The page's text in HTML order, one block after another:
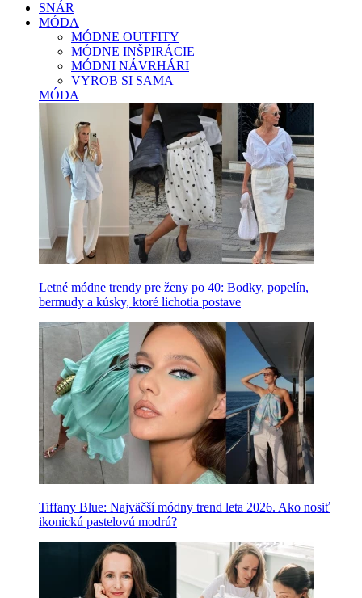
SNÁR
MÓDA
MÓDNE OUTFITY
MÓDNE INŠPIRÁCIE
MÓDNI NÁVRHÁRI
VYROB SI SAMA
MÓDA
Letné módne trendy pre ženy po 40: Bodky, popelín,
bermudy a kúsky, ktoré lichotia postave
Tiffany Blue: Najväčší módny trend leta 2026. Ako nosiť
ikonickú pastelovú modrú?